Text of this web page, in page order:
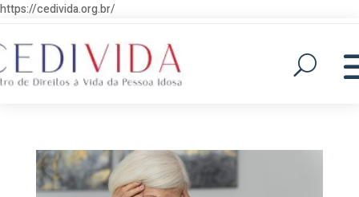
https://cedivida.org.br/